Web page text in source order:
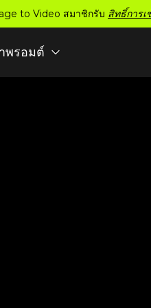
to Video สมาชิกรับ สิทธิ์การ
พรอมต์